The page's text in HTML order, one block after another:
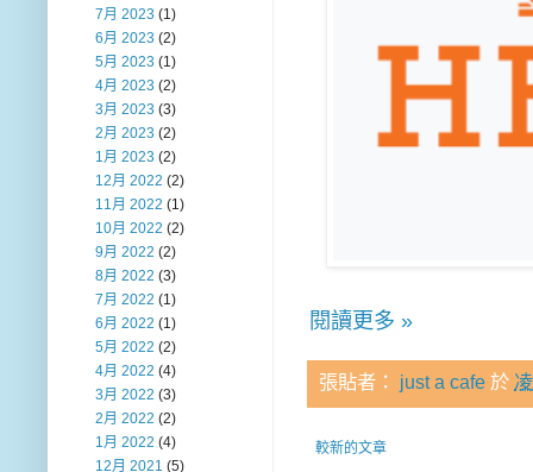
閱讀更多 »
張貼者： just a cafe 於
較新的文章
7月 2023 (1)
6月 2023 (2)
5月 2023 (1)
4月 2023 (2)
3月 2023 (3)
2月 2023 (2)
1月 2023 (2)
12月 2022 (2)
11月 2022 (1)
10月 2022 (2)
9月 2022 (2)
8月 2022 (3)
7月 2022 (1)
6月 2022 (1)
5月 2022 (2)
4月 2022 (4)
3月 2022 (3)
2月 2022 (2)
1月 2022 (4)
12月 2021 (5)